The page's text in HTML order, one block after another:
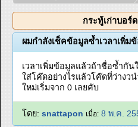
กระทู้เก่าบอร์
ผมกำลังเช็คข้อมูลซ้ำเวลาเพิ่ม
เวลาเพิ่มข้อมูลแล้วถ้าชื่อซ้ำกัน
ใส่โค๊ดอย่างไรแล้วโค๊ดที่ว่างว
ใหม่เริ่มจาก 0 เลยคับ
โดย: snattapon เมื่อ: 8 พ.ค.